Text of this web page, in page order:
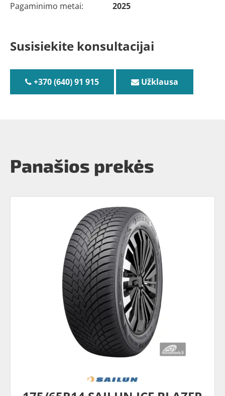
Pagaminimo metai:
2025
Susisiekite konsultacijai
+370 (640) 91 915 Užklausa
Panašios prekės